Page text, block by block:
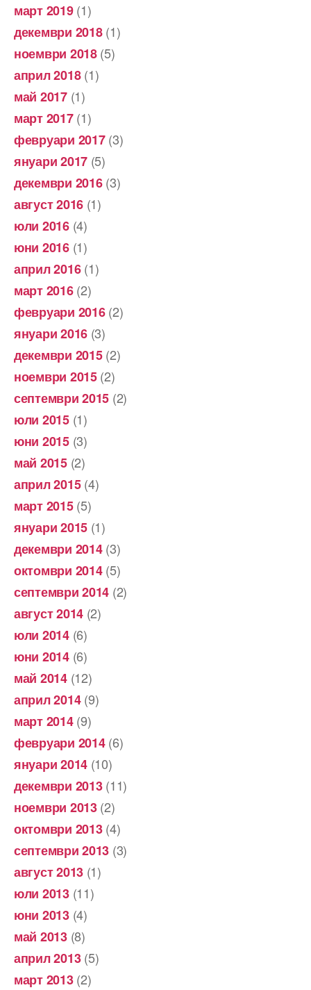
март 2019(1)
декември 2018(1)
ноември 2018(5)
април 2018(1)
май 2017(1)
март 2017(1)
февруари 2017(3)
януари 2017 (5)
декември 2016(3)
август 2016 (1)
юли 2016(4)
юни 2016(1)
април 2016(1)
март 2016(2)
февруари 2016(2)
януари 2016 (3)
декември 2015(2)
ноември 2015(2)
септември 2015 (2)
юли 2015(1)
юни 2015(3)
май 2015(2)
април 2015(4)
март 2015(5)
януари 2015 (1)
декември 2014(3)
октомври 2014(5)
септември 2014 (2)
август 2014 (2)
юли 2014(6)
юни 2014(6)
май 2014(12)
април 2014(9)
март 2014(9)
февруари 2014(6)
януари 2014 (10)
декември 2013(11)
ноември 2013(2)
октомври 2013(4)
септември 2013 (3)
август 2013 (1)
юли 2013(11)
юни 2013(4)
май 2013(8)
април 2013(5)
март 2013(2)